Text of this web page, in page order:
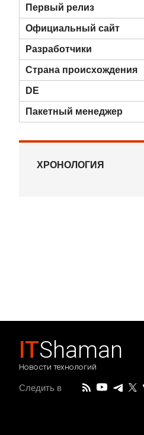
Первый релиз
Официальный сайт
Разработчики
Страна происхождения
DE
Пакетный менеджер
ХРОНОЛОГИЯ
ITShaman
Новости технологий
Следить в